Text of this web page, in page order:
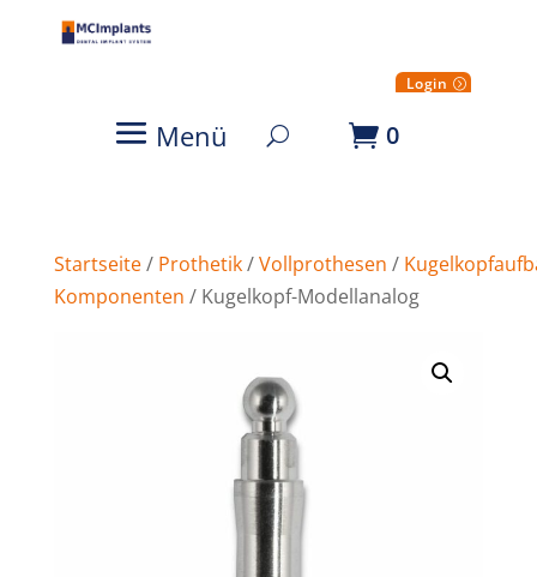
Login
Menü 0
Startseite/ Prothetik/Vollprothesen /
Komponenten / Kugelkopf-Modellanalog